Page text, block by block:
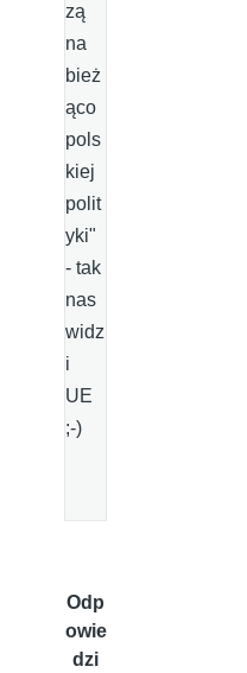
zą
na
bież
ąco
pols
kiej
polit
yki"
- tak
nas
widz
i
UE
;-)
Odp
owie
dzi